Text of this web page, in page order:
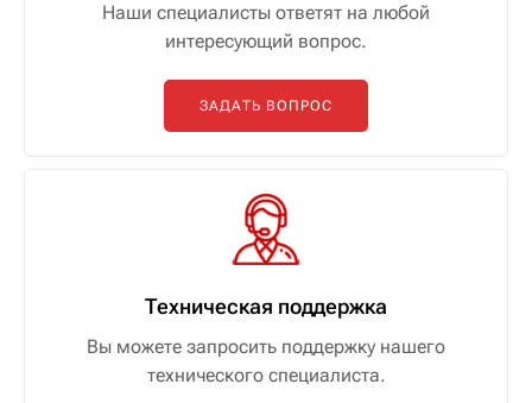
Наши специалисты ответят на любой
интересующий вопрос.
ЗАДАТЬ ВОПРОС
Техническая поддержка
Вы можете запросить поддержку нашего
технического специалиста.